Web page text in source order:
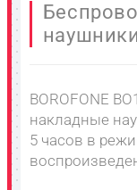
BOROFONE
накладные
5 часов в